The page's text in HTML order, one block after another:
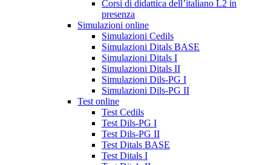
Corsi di didattica dell’italiano L2 in
presenza
Simulazioni online
Simulazioni Cedils
Simulazioni Ditals BASE
Simulazioni Ditals I
Simulazioni Ditals II
Simulazioni Dils-PG I
Simulazioni Dils-PG II
Test online
Test Cedils
Test Dils-PG I
Test Dils-PG II
Test Ditals BASE
Test Ditals I